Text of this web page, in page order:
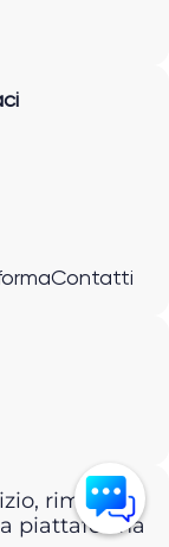
Contatti
rimborsi
piattaforma